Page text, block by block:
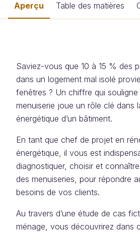
Aperçu Table des matières
Saviez-vous que 10 à 15 % des
dans un logement mal isolé
fenêtres ? Un chiffre qui
menuiserie joue un rôle clé dans
énergétique d’un bâtiment.
En tant que chef de projet en
énergétique, il vous est
diagnostiquer, choisir et
des menuiseries, pour répondre
besoins de vos clients.
Au travers d’une étude de cas
ménage, vous découvrirez dans